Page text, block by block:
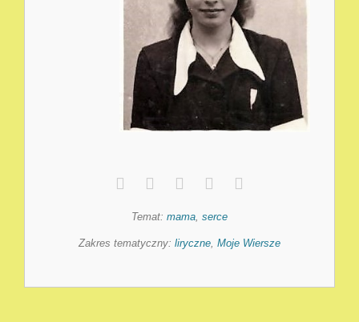
Temat: mama, serce
Zakres tematyczny: liryczne, Moje Wiersze